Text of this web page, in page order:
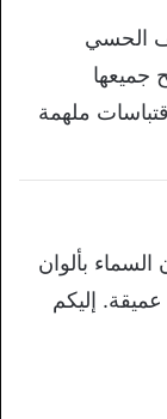
الحسي
جميعها
ملهمة
بألوان
عميقة. إليكم